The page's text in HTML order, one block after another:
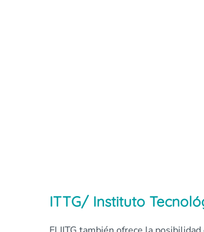
ITTG/ Instituto